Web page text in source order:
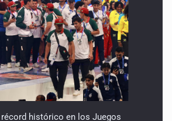
récord histórico en los Juegos